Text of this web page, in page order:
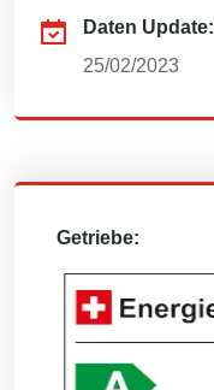
Daten Update:
25/02/2023
Getriebe: